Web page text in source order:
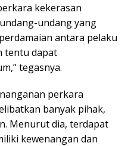
kekerasan
undang yang
antara pelaku
tentu dapat
tegasnya.
perkara
banyak pihak,
Menurut dia, terdapat
kewenangan dan